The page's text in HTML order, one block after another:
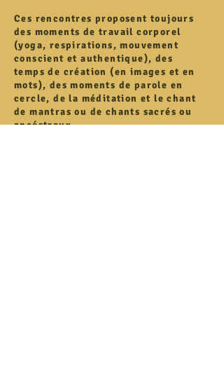
Ces rencontres proposent toujours
des moments de travail corporel
(yoga, respirations, mouvement
conscient et authentique), des
temps de création (en images et en
mots), des moments de parole en
cercle, de la méditation et le chant
de mantras ou de chants sacrés ou
ancéstraux.